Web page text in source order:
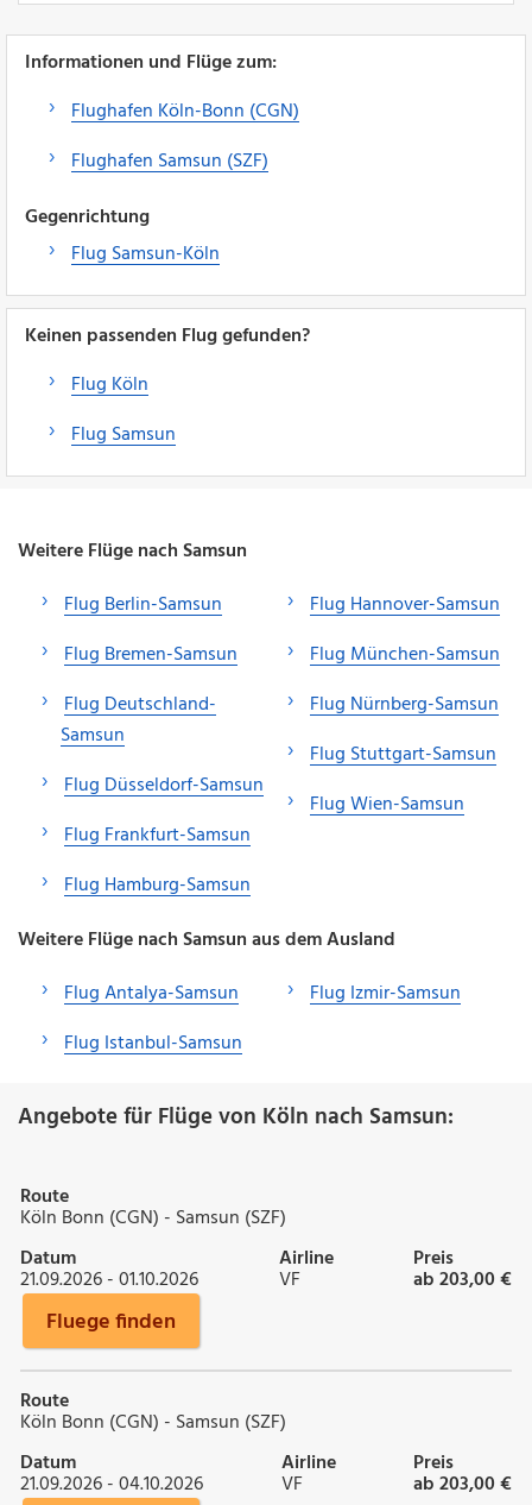
Informationen und Flüge zum:
Flughafen Köln-Bonn (CGN)
Flughafen Samsun (SZF)
Gegenrichtung
Flug Samsun-Köln
Keinen passenden Flug gefunden?
Flug Köln
Flug Samsun
Weitere Flüge nach Samsun
Flug Berlin-Samsun
Flug Bremen-Samsun
Flug Deutschland-
Samsun
Flug Düsseldorf-Samsun
Flug Frankfurt-Samsun
Flug Hamburg-Samsun
Flug Hannover-Samsun
Flug München-Samsun
Flug Nürnberg-Samsun
Flug Stuttgart-Samsun
Flug Wien-Samsun
Weitere Flüge nach Samsun aus dem Ausland
Flug Antalya-Samsun
Flug Istanbul-Samsun
Flug Izmir-Samsun
Angebote für Flüge von Köln nach Samsun:
Route
Köln Bonn (CGN) - Samsun (SZF)
Datum
21.09.2026 - 01.10.2026
Airline
VF
Preis
ab 203,00 €
Fluege finden
Route
Köln Bonn (CGN) - Samsun (SZF)
Datum
21.09.2026 - 04.10.2026
Airline
VF
Preis
ab 203,00 €